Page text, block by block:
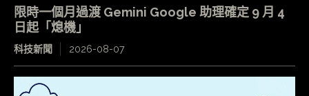
限時一個月過渡 Gemini Google 助理確定 9 月 4
日起「熄機」
科技新聞 2026-08-07